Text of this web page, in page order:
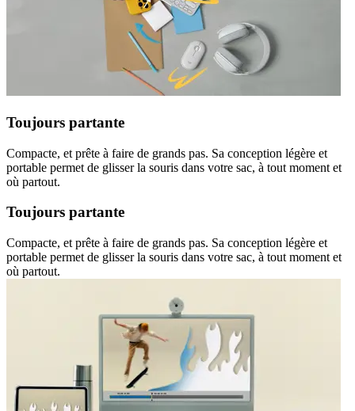
Toujours partante
Compacte, et prête à faire de grands pas. Sa conception légère et
portable permet de glisser la souris dans votre sac, à tout moment et
où partout.
Toujours partante
Compacte, et prête à faire de grands pas. Sa conception légère et
portable permet de glisser la souris dans votre sac, à tout moment et
où partout.